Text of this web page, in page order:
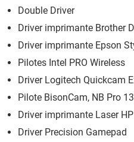
Double Driver
Driver imprimante Brother
Driver imprimante Epson
Pilotes Intel PRO Wireless
Driver Logitech Quickcam
Pilote BisonCam, NB Pro
Driver imprimante Laser
Driver Precision Gamepad